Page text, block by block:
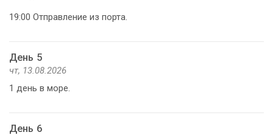
19:00 Отправление из порта.
День 5
чт, 13.08.2026
1 день в море.
День 6